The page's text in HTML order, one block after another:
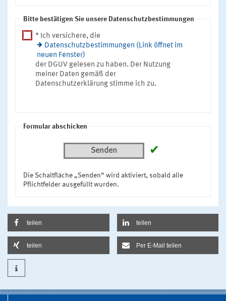
Bitte bestätigen Sie unsere Datenschutzbestimmungen
* Ich versichere, die
Datenschutzbestimmungen (Link öffnet im
neuen Fenster)
der DGUV gelesen zu haben. Der Nutzung
meiner Daten gemäß der
Datenschutzerklärung stimme ich zu.
Formular abschicken
Senden ✔
Die Schaltfläche „Senden“ wird aktiviert, sobald alle
Pflichtfelder ausgefüllt wurden.
teilen teilen
teilen Per E-Mail teilen